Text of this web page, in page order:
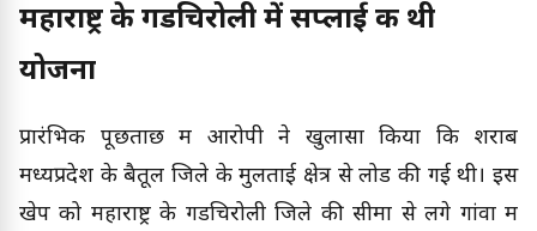
महाराष्ट्र के गडचिरोली में सप्लाई की थी
योजना
प्रारंभिक पूछताछ में आरोपी ने खुलासा किया कि शराब
मध्यप्रदेश के बैतूल जिले के मुलताई क्षेत्र से लोड की गई थी। इस
खेप को महाराष्ट्र के गडचिरोली जिले की सीमा से लगे गांवों में